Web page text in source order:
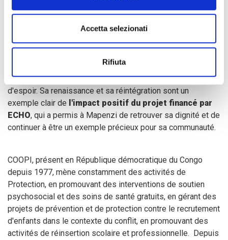
Accetta selezionati
Rifiuta
L'histoire de Mapenzi est un témoignage de résilience et
d'espoir. Sa renaissance et sa réintégration sont un
exemple clair de l'impact positif du projet financé par
ECHO, qui a permis à Mapenzi de retrouver sa dignité et de
continuer à être un exemple précieux pour sa communauté.
COOPI, présent en République démocratique du Congo
depuis 1977, mène constamment des activités de
Protection, en promouvant des interventions de soutien
psychosocial et des soins de santé gratuits, en gérant des
projets de prévention et de protection contre le recrutement
d'enfants dans le contexte du conflit, en promouvant des
activités de réinsertion scolaire et professionnelle. Depuis